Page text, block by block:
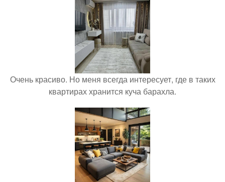
Очень красиво. Но меня всегда интересует, где в таких
квартирах хранится куча барахла.